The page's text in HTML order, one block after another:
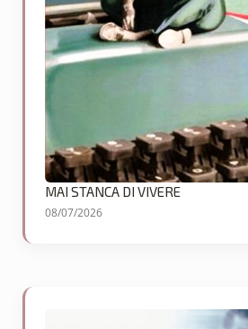
MAI STANCA DI VIVERE
08/07/2026